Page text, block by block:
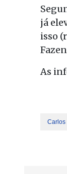
já
isso
As
Carlos